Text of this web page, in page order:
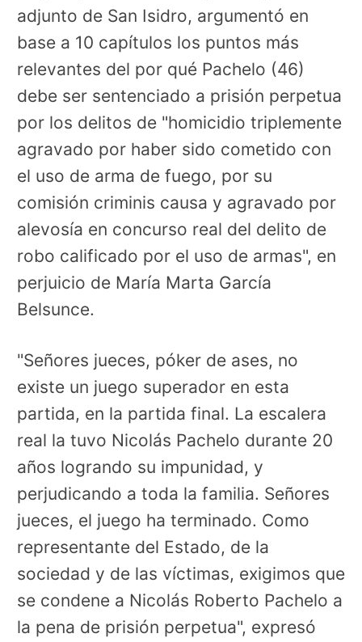
adjunto de San Isidro, argumentó en
base a 10 capítulos los puntos más
relevantes del por qué Pachelo (46)
debe ser sentenciado a prisión perpetua
por los delitos de "homicidio triplemente
agravado por haber sido cometido con
el uso de arma de fuego, por su
comisión criminis causa y agravado por
alevosía en concurso real del delito de
robo calificado por el uso de armas", en
perjuicio de María Marta García
Belsunce.
"Señores jueces, póker de ases, no
existe un juego superador en esta
partida, en la partida final. La escalera
real la tuvo Nicolás Pachelo durante 20
años logrando su impunidad, y
perjudicando a toda la familia. Señores
jueces, el juego ha terminado. Como
representante del Estado, de la
sociedad y de las víctimas, exigimos que
se condene a Nicolás Roberto Pachelo a
la pena de prisión perpetua", expresó